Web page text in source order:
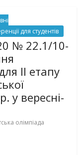
для студентів
№ 22.1/10-
ІІ етапу
у вересні-
олімпіада